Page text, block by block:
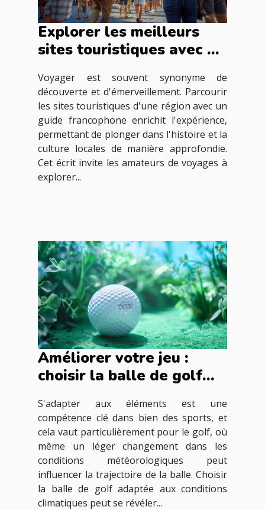
Explorer les meilleurs
sites touristiques avec un
Voyager est souvent synonyme de
découverte et d'émerveillement. Parcourir
les sites touristiques d'une région avec un
guide francophone enrichit l'expérience,
permettant de plonger dans l'histoire et la
culture locales de manière approfondie.
Cet écrit invite les amateurs de voyages à
explorer...
Améliorer votre jeu :
choisir la balle de golf
conditions
météorologiques
S'adapter aux éléments est une
compétence clé dans bien des sports, et
cela vaut particulièrement pour le golf, où
même un léger changement dans les
conditions météorologiques peut
influencer la trajectoire de la balle. Choisir
la balle de golf adaptée aux conditions
climatiques peut se révéler...